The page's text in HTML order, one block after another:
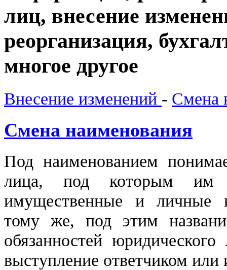
лиц, внесение
реорганизация,
многое другое
Внесение изменений - Смена
Смена наименования
Под наименованием
лица, под которым
имущественные и личные
тому же, под этим
обязанностей
выступление ответчиком или